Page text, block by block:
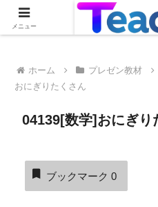
Teach Uの活用事例を絶賛募
ホーム プレゼン教材
おにぎりたくさん
04139[数学]おにぎり
ブックマーク 0
メニュー